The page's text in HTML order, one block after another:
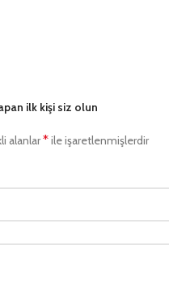
ilk kişi siz olun
alanlar*ile işaretlenmişlerdir